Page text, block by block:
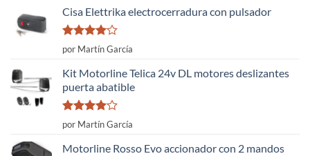
Cisa Elettrika electrocerradura con pulsador
Valorado
con
5
por Martín García
Kit Motorline Telica 24v DL motores deslizantes
puerta abatible
Valorado
con
5
por Martín García
Motorline Rosso Evo accionador con 2 mandos